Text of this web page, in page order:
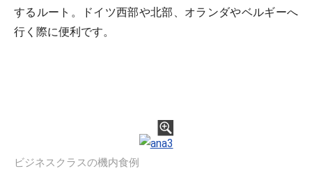
するルート。ドイツ西部や北部、オランダやベルギーへ
行く際に便利です。
ビジネスクラスの機内食例